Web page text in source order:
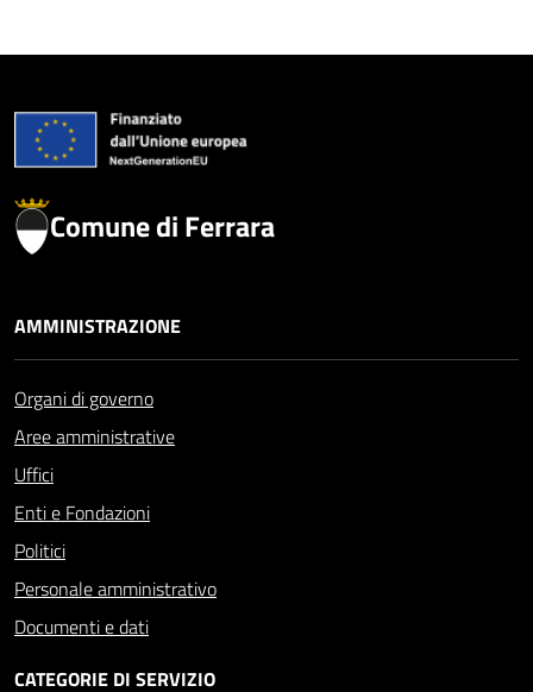
Comune di Ferrara
AMMINISTRAZIONE
Organi di governo
Aree amministrative
Uffici
Enti e Fondazioni
Politici
Personale amministrativo
Documenti e dati
CATEGORIE DI SERVIZIO